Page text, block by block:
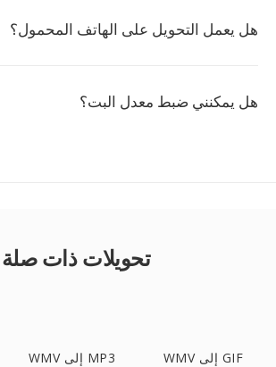
هل يعمل التحويل على الهاتف المحمول؟
هل يمكنني ضبط معدل البت؟
تحويلات ذات صلة
WMV إلى MP3 WMV إلى GIF